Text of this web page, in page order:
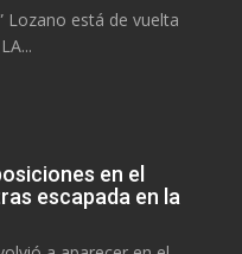
Lozano está de vuelta
en el
escapada en la